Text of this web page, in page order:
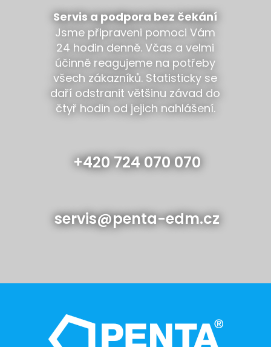
Servis a podpora bez čekání
Jsme připraveni pomoci Vám
24 hodin denně. Včas a velmi
účinně reagujeme na potřeby
všech zákazníků. Statisticky se
daří odstranit většinu závad do
čtyř hodin od jejich nahlášení.
+420 724 070 070
servis@penta-edm.cz